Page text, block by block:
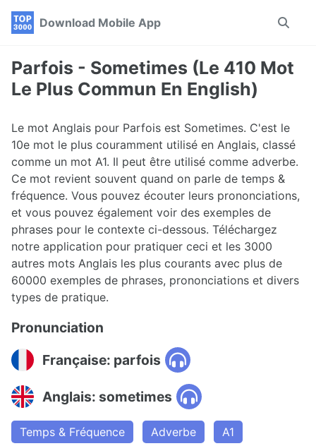
Skip
navigation
Skip
Skip
Download Mobile App
Toggle
Parfois - Sometimes (Le 410 Mot
Le Plus Commun En English)
Le mot Anglais pour Parfois est Sometimes. C'est le
10e mot le plus couramment utilisé en Anglais, classé
comme un mot A1. Il peut être utilisé comme adverbe.
Ce mot revient souvent quand on parle de temps &
fréquence. Vous pouvez écouter leurs prononciations,
et vous pouvez également voir des exemples de
phrases pour le contexte ci-dessous. Téléchargez
notre application pour pratiquer ceci et les 3000
autres mots Anglais les plus courants avec plus de
60000 exemples de phrases, prononciations et divers
types de pratique.
Pronunciation
Française: parfois
Anglais: sometimes
Temps & Fréquence Adverbe A1